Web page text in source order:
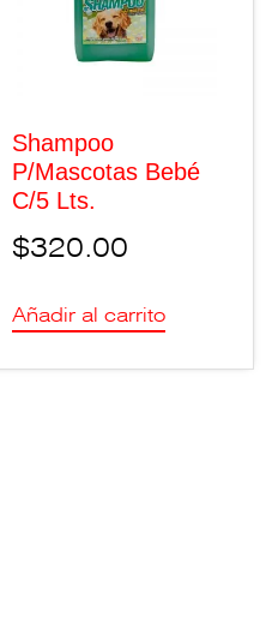
Shampoo
P/Mascotas Bebé
C/5 Lts.
$320.00
Añadir al carrito